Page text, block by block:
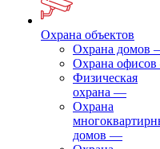
Охрана объектов
Охрана домов
Охрана офисов
Физическая
охрана —
Охрана
домов —